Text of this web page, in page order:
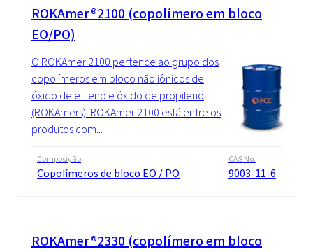
ROKAmer®2100 (copolímero em bloco
EO/PO)
O ROKAmer 2100 pertence ao grupo dos
copolímeros em bloco não iônicos de
óxido de etileno e óxido de propileno
(ROKAmers). ROKAmer 2100 está entre os
produtos com...
Composição
Copolímeros de bloco EO / PO
CAS No.
9003-11-6
ROKAmer®2330 (copolímero em bloco